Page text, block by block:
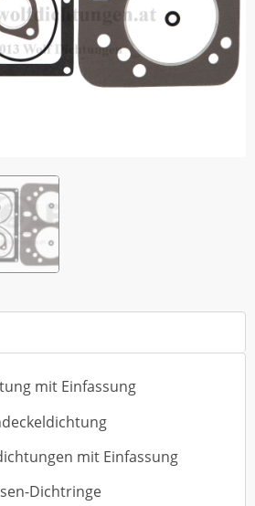
mit Einfassung
mit Einfassung
Dichtringe